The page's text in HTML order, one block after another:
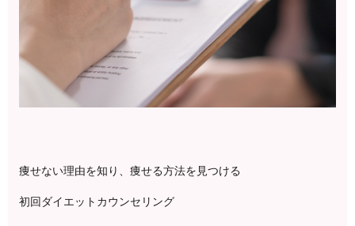
痩せない理由を知り、痩せる方法を見つける
初回ダイエットカウンセリング